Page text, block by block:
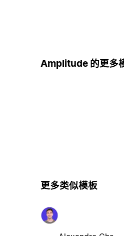
Amplitude 的更多
更多类似模板